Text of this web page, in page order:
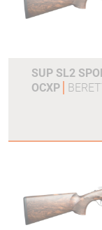
SUP SL2
OCXP